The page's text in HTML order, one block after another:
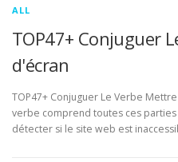
ALL
TOP47+ Conjuguer
d'écran
TOP47+ Conjuguer Le Verbe
verbe comprend toutes ces
détecter si le site web est